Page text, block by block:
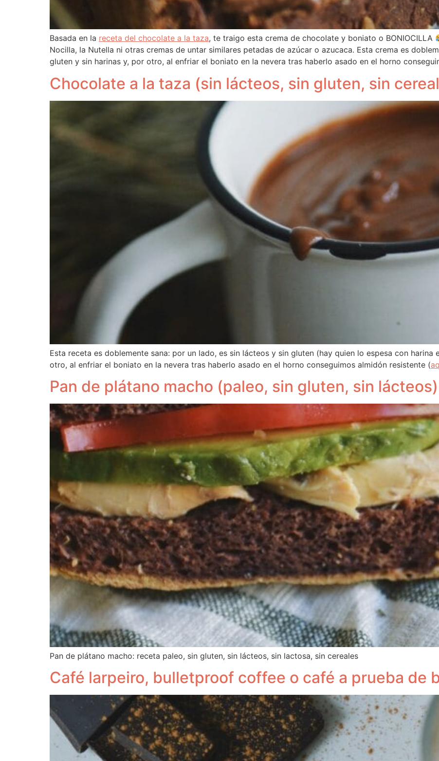
Basada en la receta del chocolate a la taza, te traigo esta crema de chocolate y boniato o BONIOCILLA
Nocilla, la Nutella ni otras cremas de untar similares petadas de azúcar o azucaca. Esta crema es
gluten y sin harinas y, por otro, al enfriar el boniato en la nevera tras haberlo asado en el horno
Chocolate a la taza (sin lácteos, sin gluten, sin
Esta receta es doblemente sana: por un lado, es sin lácteos y sin gluten (hay quien lo espesa con
otro, al enfriar el boniato en la nevera tras haberlo asado en el horno conseguimos almidón resistente (
Pan de plátano macho (paleo, sin gluten, sin lácteos)
Pan de plátano macho: receta paleo, sin gluten, sin lácteos, sin lactosa, sin cereales
Café larpeiro, bulletproof coffee o café a prueba de